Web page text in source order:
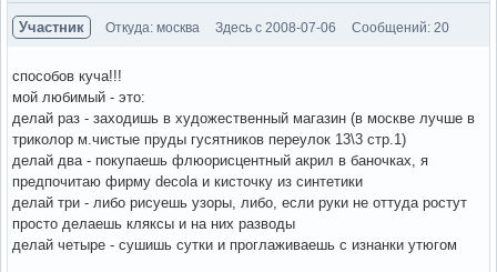
Участник Откуда: москва Здесь с 2008-07-06 Сообщений: 20
способов куча!!!
мой любимый - это:
делай раз - заходишь в художественный магазин (в москве лучше в
триколор м.чистые пруды гусятников переулок 13\3 стр.1)
делай два - покупаешь флюорисцентный акрил в баночках, я
предпочитаю фирму decola и кисточку из синтетики
делай три - либо рисуешь узоры, либо, если руки не оттуда ростут
просто делаешь кляксы и на них разводы
делай четыре - сушишь сутки и проглаживаешь с изнанки утюгом